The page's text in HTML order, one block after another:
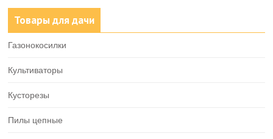
Товары для дачи
Газонокосилки
Культиваторы
Кусторезы
Пилы цепные